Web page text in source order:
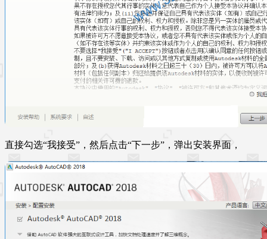
直接勾选“我接受”，然后点击“下一步”，弹出安装界面，